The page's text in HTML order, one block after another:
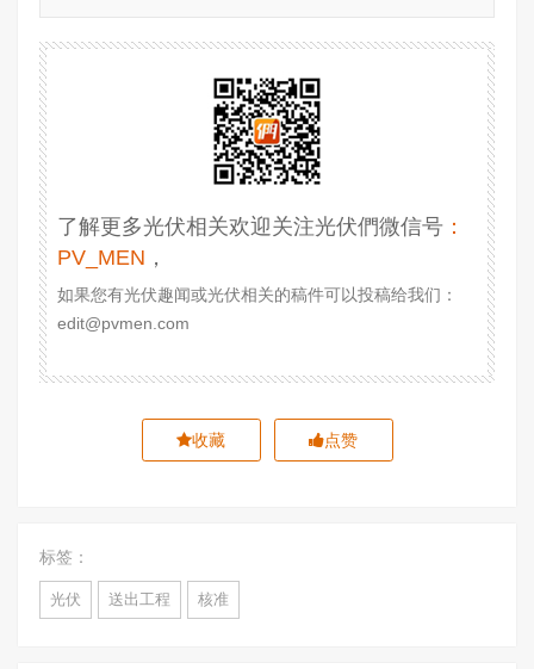
了解更多光伏相关欢迎关注光伏們微信号 ：
PV_MEN ，
如果您有光伏趣闻或光伏相关的稿件可以投稿给我们：
edit@pvmen.com
收藏 点赞
标签：
光伏 送出工程 核准